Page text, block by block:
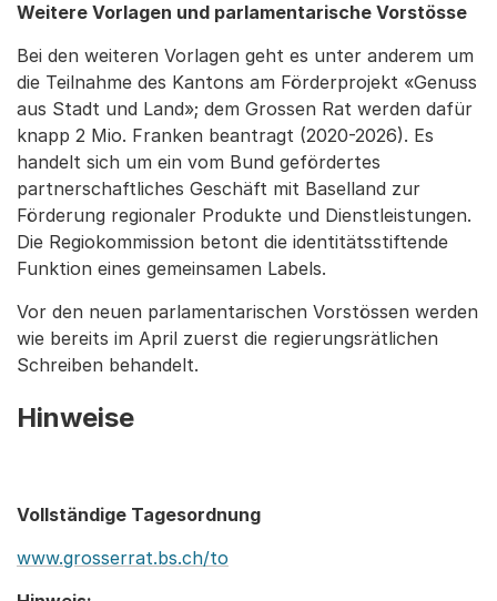
Weitere Vorlagen und parlamentarische Vorstösse
Bei den weiteren Vorlagen geht es unter anderem um
die Teilnahme des Kantons am Förderprojekt «Genuss
aus Stadt und Land»; dem Grossen Rat werden dafür
knapp 2 Mio. Franken beantragt (2020-2026). Es
handelt sich um ein vom Bund gefördertes
partnerschaftliches Geschäft mit Baselland zur
Förderung regionaler Produkte und Dienstleistungen.
Die Regiokommission betont die identitätsstiftende
Funktion eines gemeinsamen Labels.
Vor den neuen parlamentarischen Vorstössen werden
wie bereits im April zuerst die regierungsrätlichen
Schreiben behandelt.
Hinweise
Vollständige Tagesordnung
www.grosserrat.bs.ch/to